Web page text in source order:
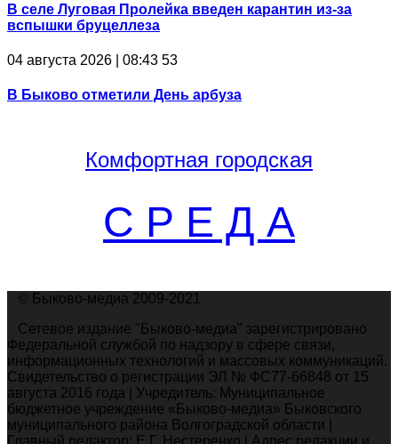
В селе Луговая Пролейка введен карантин из-за
вспышки бруцеллеза
04 августа 2026 | 08:43 53
В Быково отметили День арбуза
Комфортная городская
С Р Е Д А
© Быково-медиа 2009-2021
Сетевое издание "Быково-медиа" зарегистрировано
Федеральной службой по надзору в сфере связи,
информационных технологий и массовых коммуникаций.
Свидетельство о регистрации ЭЛ № ФС77-66848 от 15
августа 2016 года | Учредитель: Муниципальное
бюджетное учреждение «Быково-медиа» Быковского
муниципального района Волгоградской области |
Главный редактор: Е.Г. Нестеренко | Адрес редакции и